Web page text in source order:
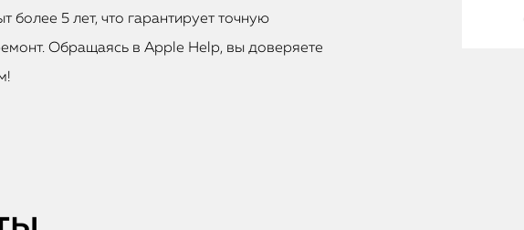
более 5 лет, что гарантирует точную
Обращаясь в Apple Help, вы доверяете